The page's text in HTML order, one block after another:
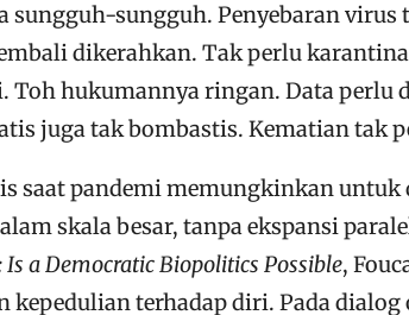
sungguh. Penyebaran
dikerahkan. Tak perlu
hukumannya ringan. Data perlu
juga tak bombastis. Kematian tak
saat pandemi memungkinkan
skala besar, tanpa ekspansi
a Democratic Biopolitics Possible,
kepedulian terhadap diri. Pada